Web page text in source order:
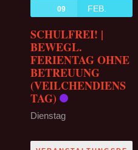
09 FEB.
SCHULFREI! |
BEWEGL.
FERIENTAG OHNE
BETREUUNG
(VEILCHENDIENS
TAG)
Dienstag